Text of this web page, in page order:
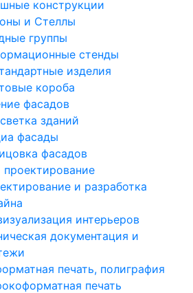
конструкции
и Стеллы
группы
стенды
изделия
короба
фасадов
зданий
фасады
фасадов
и разработка
интерьеров
документация и
печать, полиграфия
печать